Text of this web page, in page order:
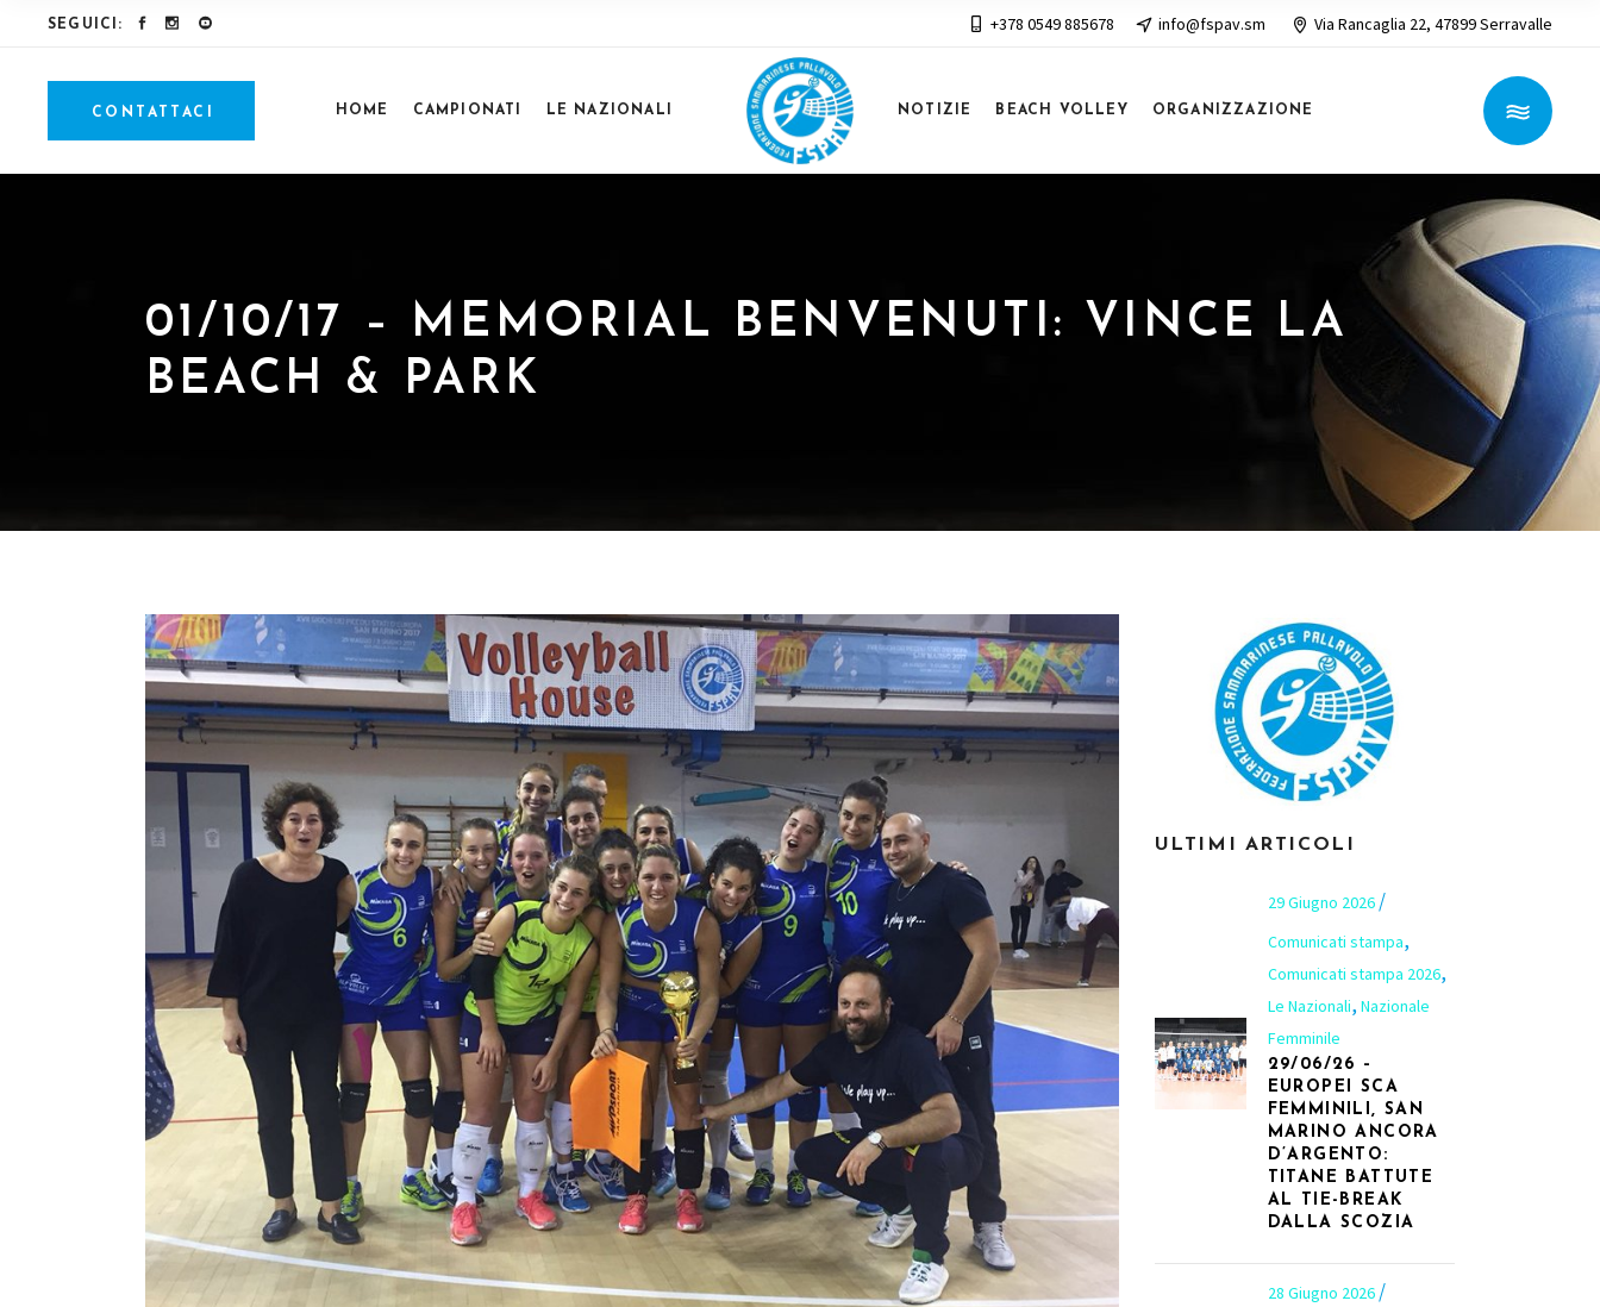
SEGUICI: +378 0549 885678 info@fspav.sm Via Rancaglia 22, 47899 Serravalle
CONTATTACI HOME CAMPIONATI LE NAZIONALI NOTIZIE BEACH VOLLEY ORGANIZZAZIONE
01/10/17 – MEMORIAL BENVENUTI: VINCE LA
BEACH & PARK
ULTIMI ARTICOLI
29 Giugno 2026
Comunicati stampa,
Comunicati stampa 2026,
Le Nazionali, Nazionale
Femminile
29/06/26 –
EUROPEI SCA
FEMMINILI, SAN
MARINO ANCORA
D’ARGENTO:
TITANE BATTUTE
AL TIE-BREAK
DALLA SCOZIA
28 Giugno 2026